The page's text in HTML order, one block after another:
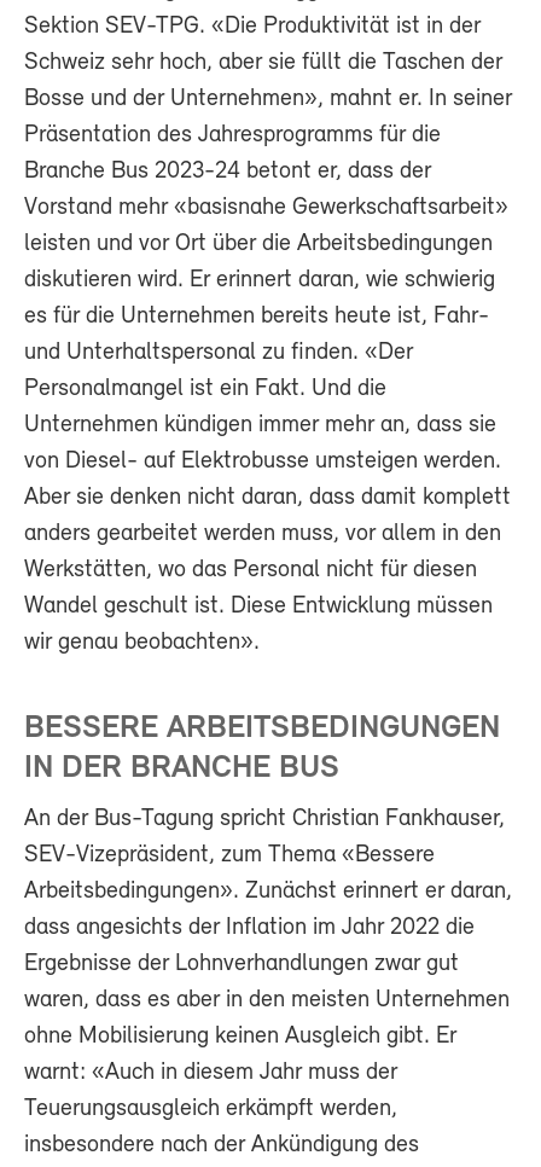
Sektion SEV-TPG. «Die Produktivität ist in der
Schweiz sehr hoch, aber sie füllt die Taschen der
Bosse und der Unternehmen», mahnt er. In seiner
Präsentation des Jahresprogramms für die
Branche Bus 2023-24 betont er, dass der
Vorstand mehr «basisnahe Gewerkschaftsarbeit»
leisten und vor Ort über die Arbeitsbedingungen
diskutieren wird. Er erinnert daran, wie schwierig
es für die Unternehmen bereits heute ist, Fahr-
und Unterhaltspersonal zu finden. «Der
Personalmangel ist ein Fakt. Und die
Unternehmen kündigen immer mehr an, dass sie
von Diesel- auf Elektrobusse umsteigen werden.
Aber sie denken nicht daran, dass damit komplett
anders gearbeitet werden muss, vor allem in den
Werkstätten, wo das Personal nicht für diesen
Wandel geschult ist. Diese Entwicklung müssen
wir genau beobachten».
BESSERE ARBEITSBEDINGUNGEN
IN DER BRANCHE BUS
An der Bus-Tagung spricht Christian Fankhauser,
SEV-Vizepräsident, zum Thema «Bessere
Arbeitsbedingungen». Zunächst erinnert er daran,
dass angesichts der Inflation im Jahr 2022 die
Ergebnisse der Lohnverhandlungen zwar gut
waren, dass es aber in den meisten Unternehmen
ohne Mobilisierung keinen Ausgleich gibt. Er
warnt: «Auch in diesem Jahr muss der
Teuerungsausgleich erkämpft werden,
insbesondere nach der Ankündigung des